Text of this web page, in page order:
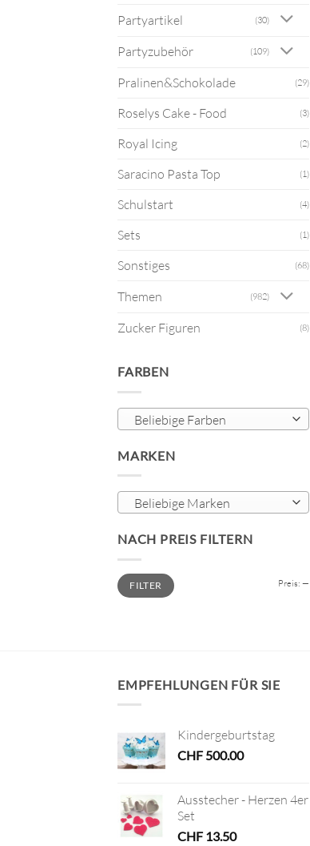
Partyartikel (30)
Partyzubehör (109)
Pralinen&Schokolade (29)
Roselys Cake - Food (3)
Royal Icing (2)
Saracino Pasta Top (1)
Schulstart (4)
Sets (1)
Sonstiges (68)
Themen (982)
Zucker Figuren (8)
FARBEN
Beliebige Farben
MARKEN
Beliebige Marken
NACH PREIS FILTERN
Min.
Preis
Max.
PreisFILTER Preis: —
EMPFEHLUNGEN FÜR SIE
Kindergeburtstag
CHF500.00
Ausstecher - Herzen 4er
Set
CHF13.50